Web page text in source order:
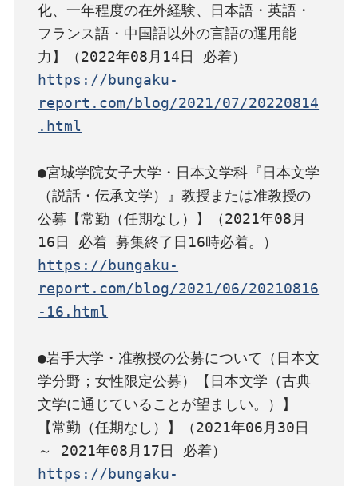
化、一年程度の在外経験、日本語・英語・
フランス語・中国語以外の言語の運用能
https://bungaku-
report.com/blog/2021/07/20220814
.html
●宮城学院女子大学・日本文学科『日本文学
（説話・伝承文学）』教授または准教授の
公募【常勤（任期なし）】（2021年08月
https://bungaku-
report.com/blog/2021/06/20210816
-16.html
●岩手大学・准教授の公募について（日本文
学分野；女性限定公募）【日本文学（古典
文学に通じていることが望ましい。）】
【常勤（任期なし）】（2021年06月30日
https://bungaku-